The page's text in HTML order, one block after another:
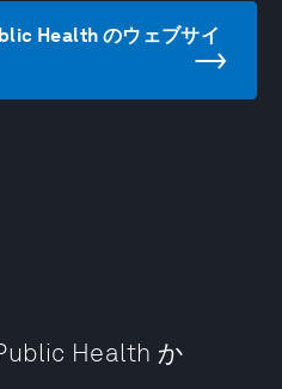
Health のウェブサイ
Health か